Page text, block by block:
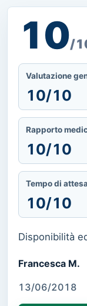
10/
Valutazione
10/10
Rapporto
10/10
Tempo di attesa
10/10
Disponibilità
Francesca M.
13/06/2018